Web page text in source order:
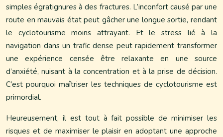
simples égratignures à des fractures. L’inconfort causé par une
route en mauvais état peut gâcher une longue sortie, rendant
le cyclotourisme moins attrayant. Et le stress lié à la
navigation dans un trafic dense peut rapidement transformer
une expérience censée être relaxante en une source
d’anxiété, nuisant à la concentration et à la prise de décision.
C’est pourquoi maîtriser les techniques de cyclotourisme est
primordial.
Heureusement, il est tout à fait possible de minimiser les
risques et de maximiser le plaisir en adoptant une approche